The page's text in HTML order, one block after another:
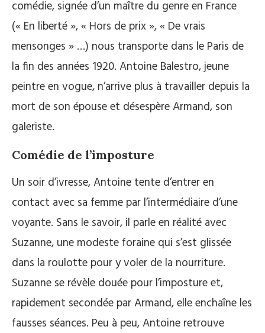
comédie, signée d’un maître du genre en France
(« En liberté », « Hors de prix », « De vrais
mensonges » …) nous transporte dans le Paris de
la fin des années 1920. Antoine Balestro, jeune
peintre en vogue, n’arrive plus à travailler depuis la
mort de son épouse et désespère Armand, son
galeriste.
Comédie de l’imposture
Un soir d’ivresse, Antoine tente d’entrer en
contact avec sa femme par l’intermédiaire d’une
voyante. Sans le savoir, il parle en réalité avec
Suzanne, une modeste foraine qui s’est glissée
dans la roulotte pour y voler de la nourriture.
Suzanne se révèle douée pour l’imposture et,
rapidement secondée par Armand, elle enchaîne les
fausses séances. Peu à peu, Antoine retrouve